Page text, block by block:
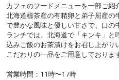
カフェのフードメニューを一部ご紹
北海道標茶産の有精卵と弟子屈産の
で豊かな風味と優しい甘さで、口の
ランチでは、北海道で「キンキ」と
込みご飯のお茶漬けをお召し上がり
こだわりの一品をご用意しておりま
営業時間：11時〜17時